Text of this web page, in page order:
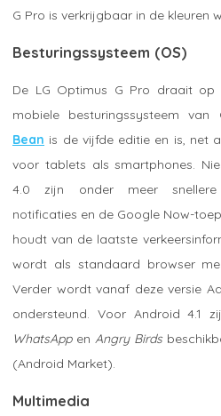
G Pro is verkrijgbaar in de kleuren
Besturingssysteem (OS)
De LG Optimus G Pro draait op
mobiele besturingssysteem van
Bean is de vijfde editie en is, net
voor tablets als smartphones.
4.0 zijn onder meer snellere
notificaties en de Google Now-
houdt van de laatste
wordt als standaard browser
Verder wordt vanaf deze versie
ondersteund. Voor Android 4.1
WhatsAppen Angry Birds
(Android Market).
Multimedia